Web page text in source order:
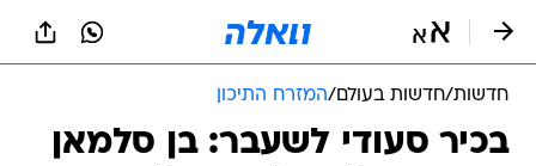
חדשות/חדשות בעולם/המזרח התיכון
בכיר סעודי לשעבר: בן סלמאן